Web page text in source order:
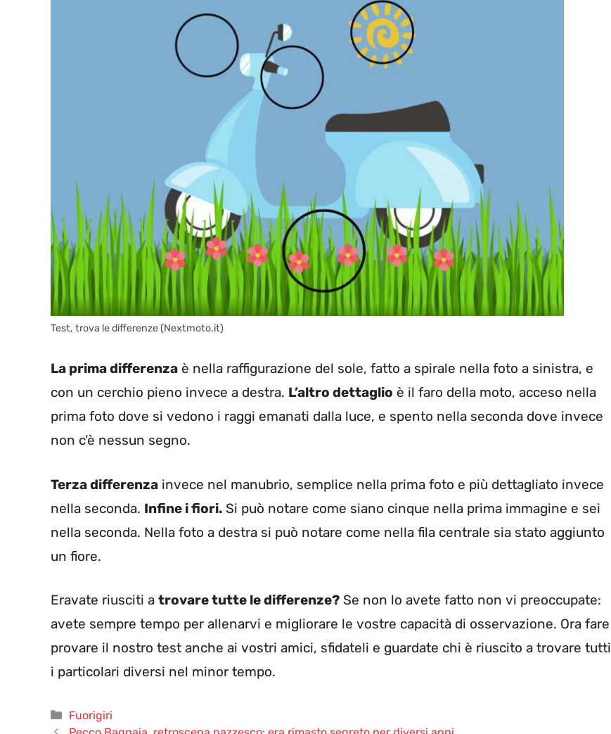
Test, trova le differenze (Nextmoto.it)
La prima differenza è nella raffigurazione del sole, fatto a spirale nella foto a sinistra, e
con un cerchio pieno invece a destra. L’altro dettaglio è il faro della moto, acceso nella
prima foto dove si vedono i raggi emanati dalla luce, e spento nella seconda dove invece
non c’è nessun segno.
Terza differenza invece nel manubrio, semplice nella prima foto e più dettagliato invece
nella seconda. Infine i fiori. Si può notare come siano cinque nella prima immagine e sei
nella seconda. Nella foto a destra si può notare come nella fila centrale sia stato aggiunto
un fiore.
Eravate riusciti a trovare tutte le differenze? Se non lo avete fatto non vi preoccupate:
avete sempre tempo per allenarvi e migliorare le vostre capacità di osservazione. Ora fare
provare il nostro test anche ai vostri amici, sfidateli e guardate chi è riuscito a trovare tutti
i particolari diversi nel minor tempo.
Categorie
Fuorigiri